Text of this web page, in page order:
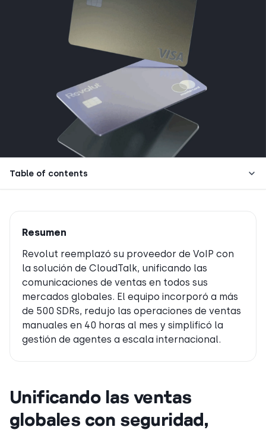
Table of contents
Resumen
Revolut reemplazó su proveedor de VoIP con
la solución de CloudTalk, unificando las
comunicaciones de ventas en todos sus
mercados globales. El equipo incorporó a más
de 500 SDRs, redujo las operaciones de ventas
manuales en 40 horas al mes y simplificó la
gestión de agentes a escala internacional.
Unificando las ventas
globales con seguridad,